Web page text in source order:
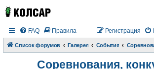
FAQ Правила Регистрация
Список форумов Галерея События
Соревнования,